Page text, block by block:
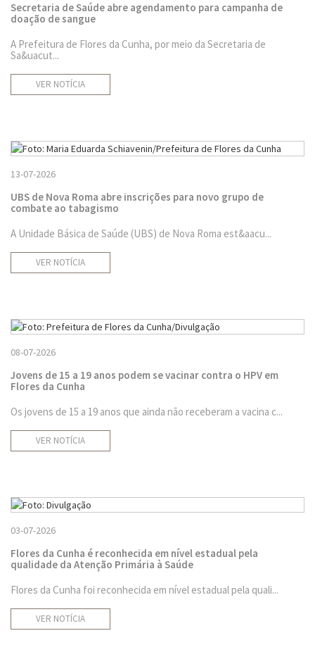
Secretaria de Saúde abre agendamento para campanha de
doação de sangue
A Prefeitura de Flores da Cunha, por meio da Secretaria de
Sa&uacut...
VER NOTÍCIA
13-07-2026
UBS de Nova Roma abre inscrições para novo grupo de
combate ao tabagismo
A Unidade Básica de Saúde (UBS) de Nova Roma est&aacu...
VER NOTÍCIA
08-07-2026
Jovens de 15 a 19 anos podem se vacinar contra o HPV em
Flores da Cunha
Os jovens de 15 a 19 anos que ainda não receberam a vacina c...
VER NOTÍCIA
03-07-2026
Flores da Cunha é reconhecida em nível estadual pela
qualidade da Atenção Primária à Saúde
Flores da Cunha foi reconhecida em nível estadual pela quali...
VER NOTÍCIA